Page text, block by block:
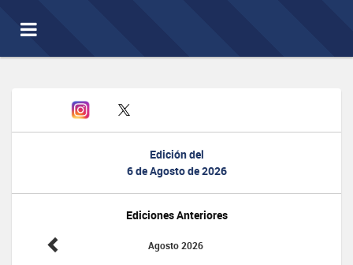
Toggle
navigation
Edición del
6 de Agosto de 2026
Ediciones Anteriores
Agosto 2026